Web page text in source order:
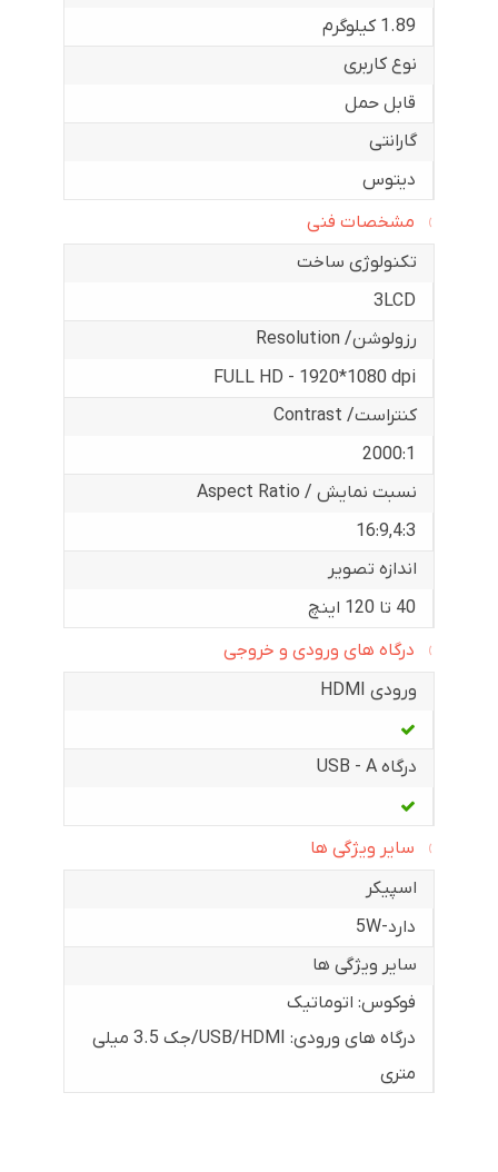
1.89 کیلوگرم
نوع کاربری
قابل حمل
گارانتی
دیتوس
مشخصات فنی
تکنولوژی ساخت
3LCD
رزولوشن/ Resolution
FULL HD - 1920*1080 dpi
کنتراست/ Contrast
2000:1
نسبت نمایش / Aspect Ratio
4:3
,
16:9
اندازه تصویر
40 تا 120 اینچ
درگاه های ورودی و خروجی
ورودی HDMI
درگاه USB - A
سایر ویژگی ها
اسپیکر
دارد-5W
سایر ویژگی ها
فوکوس: اتوماتیک
درگاه های ورودی: USB/HDMI/جک 3.5 میلی
متری